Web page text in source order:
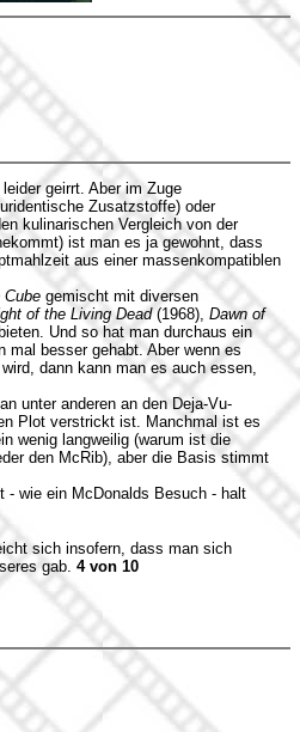
geirrt. Aber im Zuge
Zusatzstoffe) oder
kulinarischen Vergleich von der
ist man es ja gewohnt, dass
aus einer massenkompatiblen
Cube gemischt mit diversen
of the Living Dead(1968), Dawn of
Und so hat man durchaus ein
mal besser gehabt. Aber wenn es
dann kann man es auch essen,
unter anderen an den Deja-Vu-
Plot verstrickt ist. Manchmal ist es
wenig langweilig (warum ist die
den McRib), aber die Basis stimmt
wie ein McDonalds Besuch - halt
sich insofern, dass man sich
gab. 4 von 10